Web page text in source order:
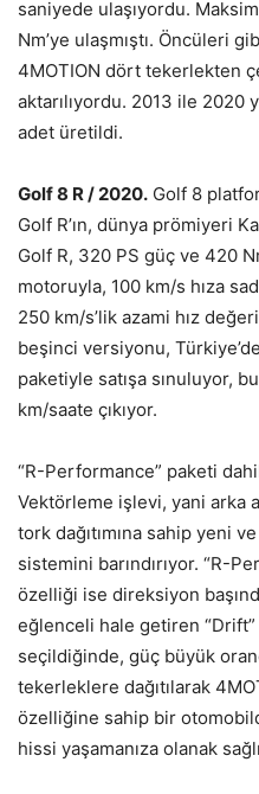
saniyede ulaşıyordu.
Nm’ye ulaşmıştı. Öncüleri
4MOTION dört tekerlekten
aktarılıyordu. 2013 ile 2020
adet üretildi.
Golf 8 R / 2020. Golf 8
Golf R’ın, dünya prömiyeri
Golf R, 320 PS güç ve 420
motoruyla, 100 km/s hıza
250 km/s’lik azami hız
beşinci versiyonu,
paketiyle satışa sınuluyor,
km/saate çıkıyor.
“R-Performance” paketi
Vektörleme işlevi, yani arka
tork dağıtımına sahip yeni
sistemini barındırıyor. “R-
özelliği ise direksiyon
eğlenceli hale getiren
seçildiğinde, güç büyük
tekerleklere dağıtılarak
özelliğine sahip bir
hissi yaşamanıza olanak